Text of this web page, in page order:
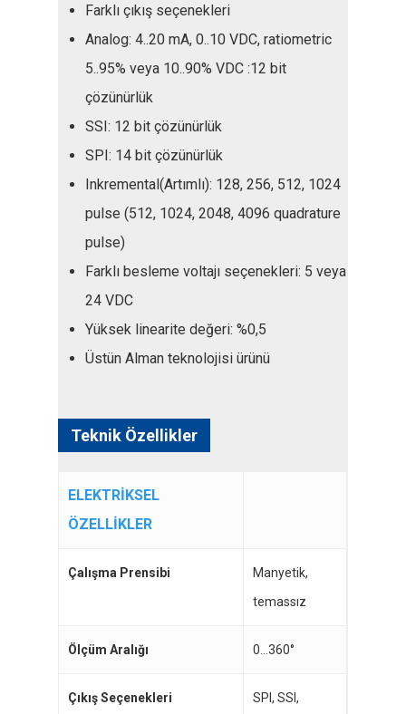
Farklı çıkış seçenekleri
Analog: 4..20 mA, 0..10 VDC, ratiometric
5..95% veya 10..90% VDC :12 bit
çözünürlük
SSI: 12 bit çözünürlük
SPI: 14 bit çözünürlük
Inkremental(Artımlı): 128, 256, 512, 1024
pulse (512, 1024, 2048, 4096 quadrature
pulse)
Farklı besleme voltajı seçenekleri: 5 veya
24 VDC
Yüksek linearite değeri: %0,5
Üstün Alman teknolojisi ürünü
Teknik Özellikler
ELEKTRİKSEL
ÖZELLİKLER
Çalışma Prensibi
Manyetik,
temassız
Ölçüm Aralığı 0…360°
Çıkış Seçenekleri
SPI, SSI,